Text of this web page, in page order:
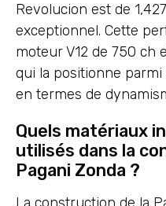
Revolucion est de
exceptionnel. Cette
moteur V12 de 750 ch
qui la positionne
en termes de
Quels matériaux
utilisés dans la
Pagani Zonda ?